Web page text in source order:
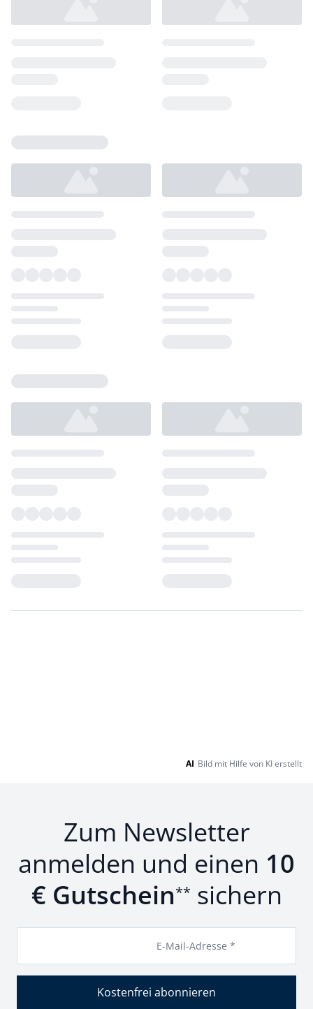
AI Bild mit Hilfe von KI erstellt
Zum Newsletter
anmelden und einen 10
€ Gutschein** sichern
E-Mail-Adresse *
Kostenfrei abonnieren